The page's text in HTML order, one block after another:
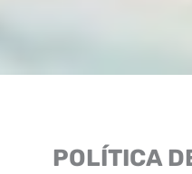
POLÍTICA